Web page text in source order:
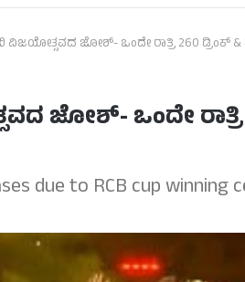
ಜೋಶ್- ಒಂದೇ ರಾತ್ರಿ 260 ಡ್ರಿಂಕ್ &
ಜೋಶ್- ಒಂದೇ ರಾತ್ರಿ
due to RCB cup winning